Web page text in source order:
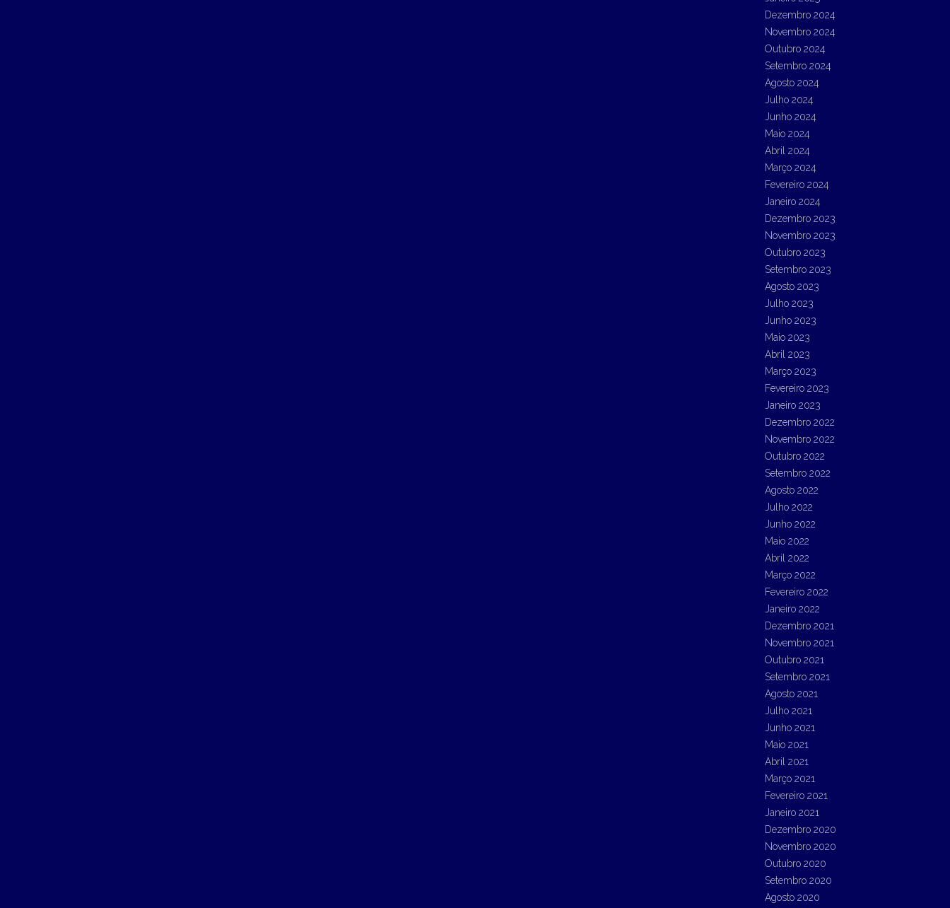
Dezembro 2024
Novembro 2024
Outubro 2024
Setembro 2024
Agosto 2024
Julho 2024
Junho 2024
Maio 2024
Abril 2024
Março 2024
Fevereiro 2024
Janeiro 2024
Dezembro 2023
Novembro 2023
Outubro 2023
Setembro 2023
Agosto 2023
Julho 2023
Junho 2023
Maio 2023
Abril 2023
Março 2023
Fevereiro 2023
Janeiro 2023
Dezembro 2022
Novembro 2022
Outubro 2022
Setembro 2022
Agosto 2022
Julho 2022
Junho 2022
Maio 2022
Abril 2022
Março 2022
Fevereiro 2022
Janeiro 2022
Dezembro 2021
Novembro 2021
Outubro 2021
Setembro 2021
Agosto 2021
Julho 2021
Junho 2021
Maio 2021
Abril 2021
Março 2021
Fevereiro 2021
Janeiro 2021
Dezembro 2020
Novembro 2020
Outubro 2020
Setembro 2020
Agosto 2020